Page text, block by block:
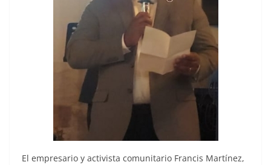
El empresario y activista comunitario Francis Martínez,